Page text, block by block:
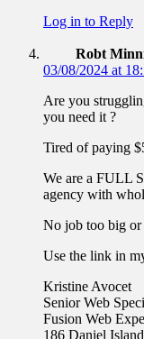
Log in to Reply
Robt
03/08/2024 at
Are you
you need it ?
Tired of paying
We are a FULL
agency with
No job too big or
Use the link in
Kristine Avocet
Senior Web
Fusion Web
186 Daniel